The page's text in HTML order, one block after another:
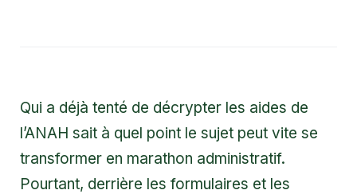
Qui a déjà tenté de décrypter les aides de
l’ANAH sait à quel point le sujet peut vite se
transformer en marathon administratif.
Pourtant, derrière les formulaires et les